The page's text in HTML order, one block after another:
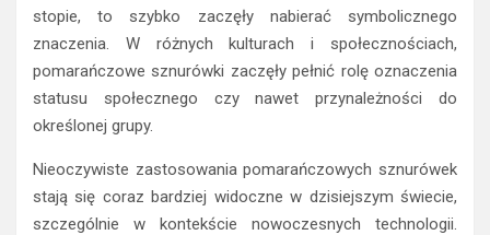
stopie, to szybko zaczęły nabierać symbolicznego
znaczenia. W różnych kulturach i społecznościach,
pomarańczowe sznurówki zaczęły pełnić rolę oznaczenia
statusu społecznego czy nawet przynależności do
określonej grupy.
Nieoczywiste zastosowania pomarańczowych sznurówek
stają się coraz bardziej widoczne w dzisiejszym świecie,
szczególnie w kontekście nowoczesnych technologii.